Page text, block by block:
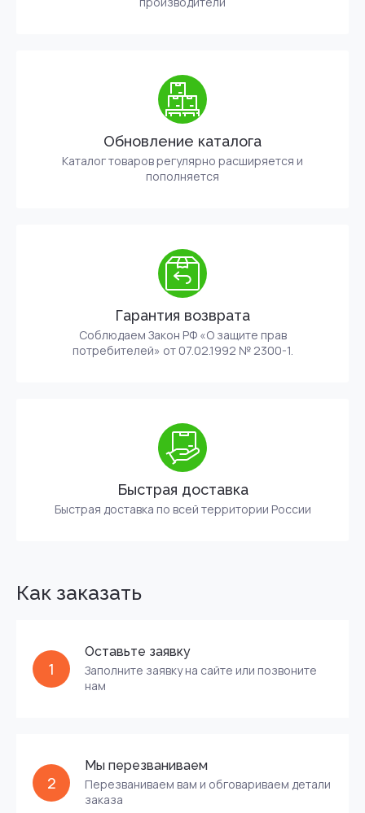
Обновление каталога
Каталог товаров регулярно расширяется и
пополняется
Гарантия возврата
Соблюдаем Закон РФ «О защите прав
потребителей» от 07.02.1992 № 2300-1.
Быстрая доставка
Быстрая доставка по всей территории России
Как заказать
1
Оставьте заявку
Заполните заявку на сайте или позвоните
нам
2
Мы перезваниваем
Перезваниваем вам и обговариваем детали
заказа